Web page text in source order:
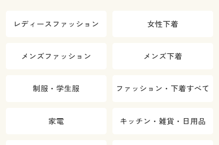
レディースファッション 女性下着
メンズファッション メンズ下着
制服・学生服 ファッション・下着すべて
家電 キッチン・雑貨・日用品